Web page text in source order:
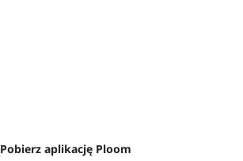
Pobierz aplikację Ploom